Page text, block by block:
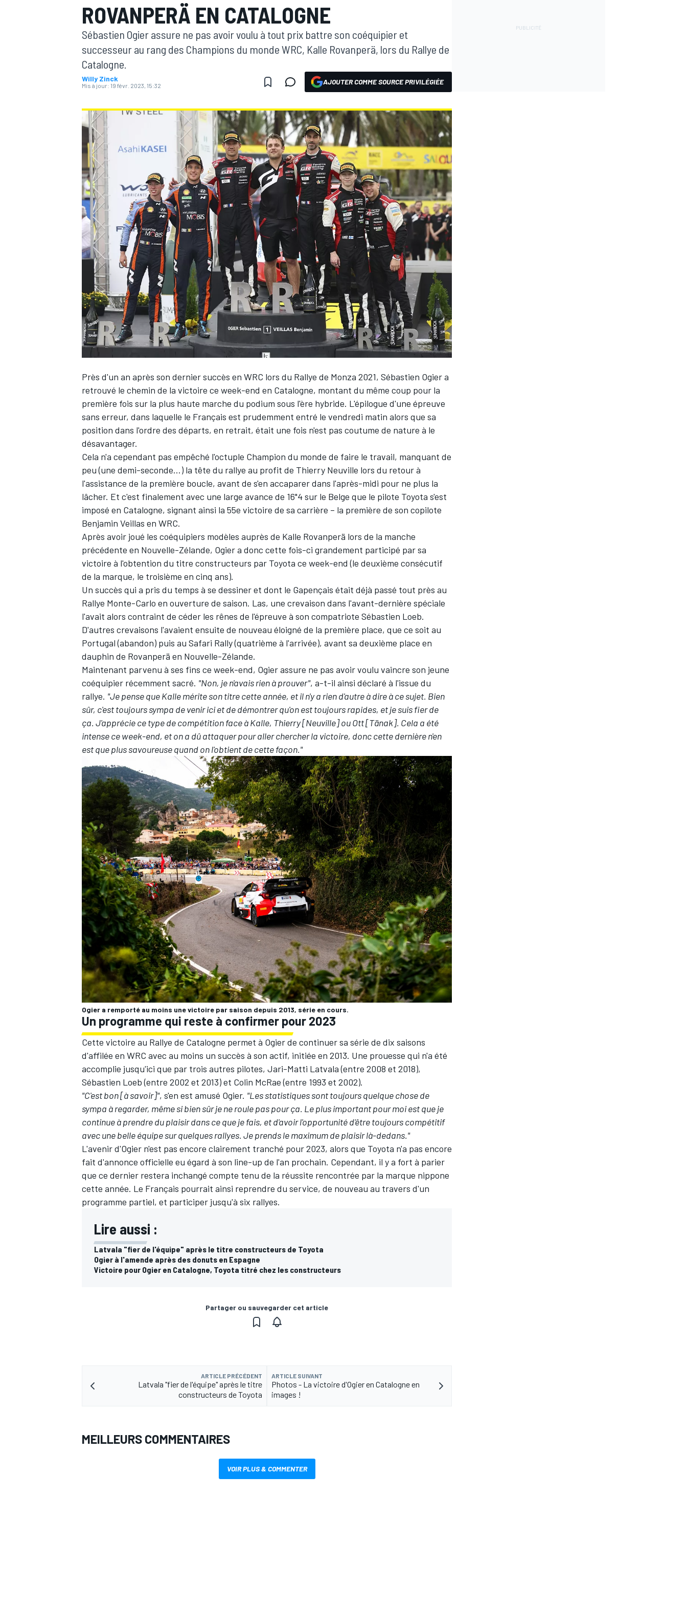
MOTOGP
WRC
WEC
AUTRES CHAMPIONNATS
ROVANPERÄ EN CATALOGNE
Sébastien Ogier assure ne pas avoir voulu à tout prix battre son coéquipier et
successeur au rang des Champions du monde WRC, Kalle Rovanperä, lors du Rallye de
Catalogne.
Willy Zinck
Mis à jour: 19 févr. 2023, 15:32 AJOUTER COMME SOURCE PRIVILÉGIÉE
Près d'un an après son dernier succès en WRC lors du Rallye de Monza 2021, Sébastien Ogiera
retrouvé le chemin de la victoire ce week-end en Catalogne, montant du même coup pour la
première fois sur la plus haute marche du podium sous l'ère hybride. L'épilogue d'une épreuve
sans erreur, dans laquelle le Français est prudemment entré le vendredi matin alors que sa
position dans l'ordre des départs, en retrait, était une fois n'est pas coutume de nature à le
désavantager.
Cela n'a cependant pas empêché l'octuple Champion du monde de faire le travail, manquant de
peu (une demi-seconde…) la tête du rallye au profit de Thierry Neuville lors du retour à
l'assistance de la première boucle, avant de s'en accaparer dans l'après-midi pour ne plus la
lâcher. Et c'est finalement avec une large avance de 16"4 sur le Belge que le pilote Toyota s'est
imposé en Catalogne, signant ainsi la 55e victoire de sa carrière – la première de son copilote
Benjamin Veillas en WRC.
Après avoir joué les coéquipiers modèles auprès de Kalle Rovanperä lors de la manche
précédente en Nouvelle-Zélande, Ogier a donc cette fois-ci grandement participé par sa
victoire à l'obtention du titre constructeurs par Toyota ce week-end (le deuxième consécutif
de la marque, le troisième en cinq ans).
Un succès qui a pris du temps à se dessiner et dont le Gapençais était déjà passé tout près au
Rallye Monte-Carlo en ouverture de saison. Las, une crevaison dans l'avant-dernière spéciale
l'avait alors contraint de céder les rênes de l'épreuve à son compatriote Sébastien Loeb.
D'autres crevaisons l'avaient ensuite de nouveau éloigné de la première place, que ce soit au
Portugal (abandon) puis au Safari Rally (quatrième à l'arrivée), avant sa deuxième place en
dauphin de Rovanperä en Nouvelle-Zélande.
Maintenant parvenu à ses fins ce week-end, Ogier assure ne pas avoir voulu vaincre son jeune
coéquipier récemment sacré. "Non, je n'avais rien à prouver", a-t-il ainsi déclaré à l'issue du
rallye. "Je pense que Kalle mérite son titre cette année, et il n'y a rien d'autre à dire à ce sujet. Bien
sûr, c'est toujours sympa de venir ici et de démontrer qu'on est toujours rapides, et je suis fier de
ça. J'apprécie ce type de compétition face à Kalle, Thierry [Neuville] ou Ott [Tänak]. Cela a été
intense ce week-end, et on a dû attaquer pour aller chercher la victoire, donc cette dernière n'en
est que plus savoureuse quand on l'obtient de cette façon."
Ogier a remporté au moins une victoire par saison depuis 2013, série en cours.
Un programme qui reste à confirmer pour 2023
Cette victoire au Rallye de Catalogne permet à Ogier de continuer sa série de dix saisons
d'affilée en WRC avec au moins un succès à son actif, initiée en 2013. Une prouesse qui n'a été
accomplie jusqu'ici que par trois autres pilotes, Jari-Matti Latvala(entre 2008 et 2018),
Sébastien Loeb (entre 2002 et 2013) et Colin McRae (entre 1993 et 2002).
"C'est bon [à savoir]", s'en est amusé Ogier. "Les statistiques sont toujours quelque chose de
sympa à regarder, même si bien sûr je ne roule pas pour ça. Le plus important pour moi est que je
continue à prendre du plaisir dans ce que je fais, et d'avoir l'opportunité d'être toujours compétitif
avec une belle équipe sur quelques rallyes. Je prends le maximum de plaisir là-dedans."
L'avenir d'Ogier n'est pas encore clairement tranché pour 2023, alors que Toyota n'a pas encore
fait d'annonce officielle eu égard à son line-up de l'an prochain. Cependant, il y a fort à parier
que ce dernier restera inchangé compte tenu de la réussite rencontrée par la marque nippone
cette année. Le Français pourrait ainsi reprendre du service, de nouveau au travers d'un
programme partiel, et participer jusqu'à six rallyes.
Lire aussi :
Latvala "fier de l'équipe" après le titre constructeurs de Toyota
Ogier à l'amende après des donuts en Espagne
Victoire pour Ogier en Catalogne, Toyota titré chez les constructeurs
Partager ou sauvegarder cet article
ARTICLE PRÉCÉDENT
Latvala "fier de l'équipe" après le titre
constructeurs de Toyota
ARTICLE SUIVANT
Photos - La victoire d'Ogier en Catalogne en
images !
MEILLEURS COMMENTAIRES
VOIR PLUS & COMMENTER